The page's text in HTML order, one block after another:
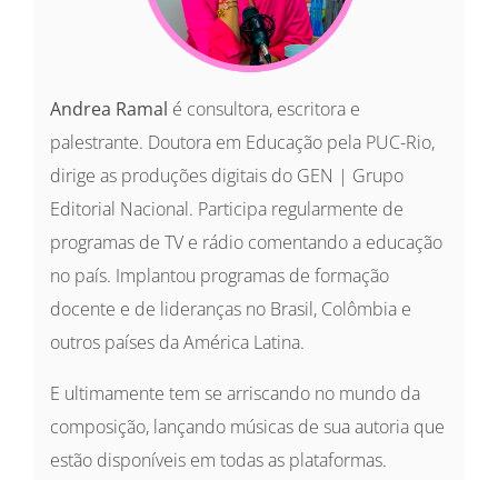
Andrea Ramal é consultora, escritora e
palestrante. Doutora em Educação pela PUC-Rio,
dirige as produções digitais do GEN | Grupo
Editorial Nacional. Participa regularmente de
programas de TV e rádio comentando a educação
no país. Implantou programas de formação
docente e de lideranças no Brasil, Colômbia e
outros países da América Latina.
E ultimamente tem se arriscando no mundo da
composição, lançando músicas de sua autoria que
estão disponíveis em todas as plataformas.